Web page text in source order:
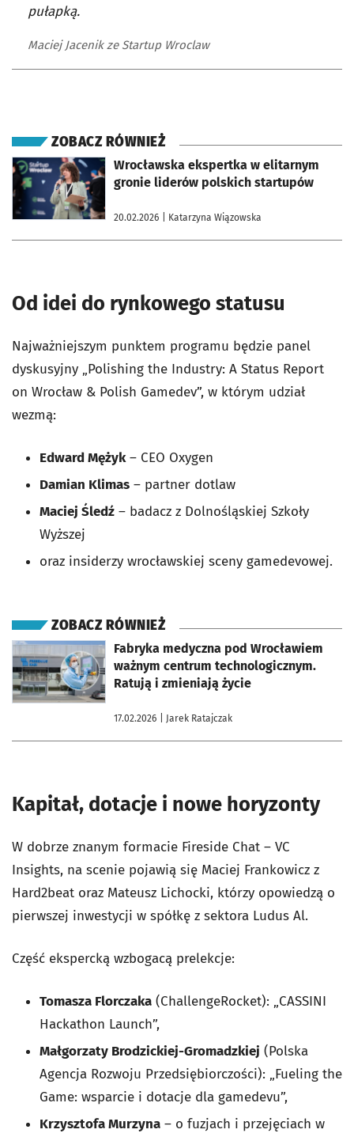
pułapką.
Maciej Jacenik ze Startup Wroclaw
ZOBACZ RÓWNIEŻ
Wrocławska ekspertka w elitarnym
gronie liderów polskich startupów
20.02.2026 | Katarzyna Wiązowska
otworzy się w nowej karcie
Od idei do rynkowego statusu
Najważniejszym punktem programu będzie panel
dyskusyjny „Polishing the Industry: A Status Report
on Wrocław & Polish Gamedev”, w którym udział
wezmą:
Edward Mężyk– CEO Oxygen
Damian Klimas – partner dotlaw
Maciej Śledź – badacz z Dolnośląskiej Szkoły
Wyższej
oraz insiderzy wrocławskiej sceny gamedevowej.
ZOBACZ RÓWNIEŻ
Fabryka medyczna pod Wrocławiem
ważnym centrum technologicznym.
Ratują i zmieniają życie
17.02.2026 | Jarek Ratajczak
otworzy się w nowej karcie
Kapitał, dotacje i nowe horyzonty
W dobrze znanym formacie Fireside Chat – VC
Insights, na scenie pojawią się Maciej Frankowicz z
Hard2beat oraz Mateusz Lichocki, którzy opowiedzą o
pierwszej inwestycji w spółkę z sektora Ludus Al.
Część ekspercką wzbogacą prelekcje:
Tomasza Florczaka (ChallengeRocket): „CASSINI
Hackathon Launch”,
Małgorzaty Brodzickiej-Gromadzkiej (Polska
Agencja Rozwoju Przedsiębiorczości): „Fueling the
Game: wsparcie i dotacje dla gamedevu”,
KrzysztofaMurzyna – o fuzjach i przejęciach w